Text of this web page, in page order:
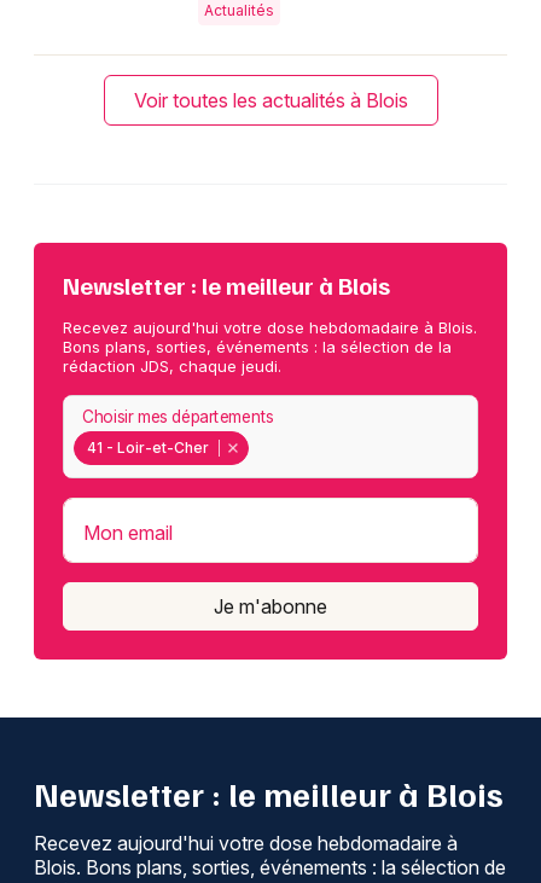
Actualités
Voir toutes les actualités à Blois
Newsletter : le meilleur à Blois
Recevez aujourd'hui votre dose hebdomadaire à Blois.
Bons plans, sorties, événements : la sélection de la
rédaction JDS, chaque jeudi.
41 - Loir-et-Cher
Choisir mes départements
Mon email
Je m'abonne
Newsletter : le meilleur à Blois
Recevez aujourd'hui votre dose hebdomadaire à
Blois. Bons plans, sorties, événements : la sélection de